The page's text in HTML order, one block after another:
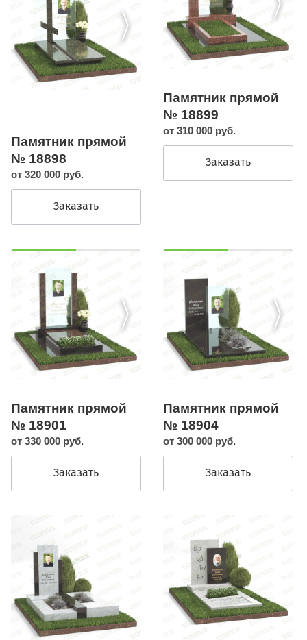
Памятник прямой
№ 18898
от 320 000 руб.
Заказать
Памятник прямой
№ 18899
от 310 000 руб.
Заказать
Памятник прямой
№ 18901
от 330 000 руб.
Заказать
Памятник прямой
№ 18904
от 300 000 руб.
Заказать